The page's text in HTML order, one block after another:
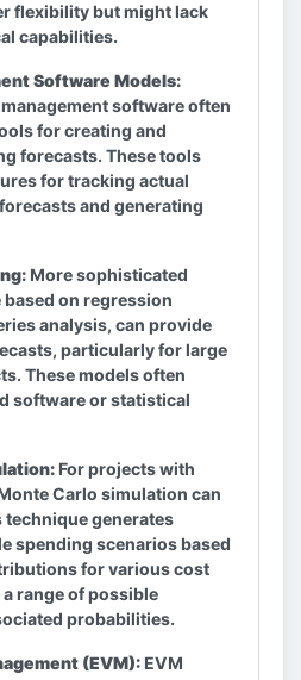
flexibility but might lack
capabilities.
Software Models:
software often
for creating and
forecasts. These tools
for tracking actual
and generating
More sophisticated
on regression
analysis, can provide
particularly for large
These models often
software or statistical
For projects with
Carlo simulation can
technique generates
spending scenarios based
for various cost
range of possible
probabilities.
(EVM): EVM